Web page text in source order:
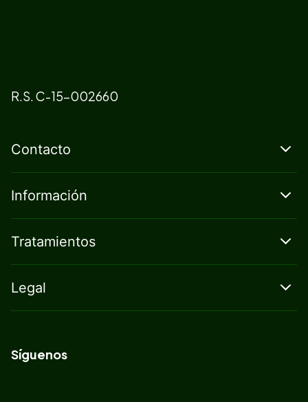
R.S. C-15-002660
Contacto
Información
Tratamientos
Legal
Síguenos